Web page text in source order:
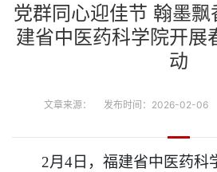
党群同心迎佳节 翰墨
建省中医药科学院开展
动
文章来源： 发布时间：2026-02-06
2月4日 ，福建省中医药科